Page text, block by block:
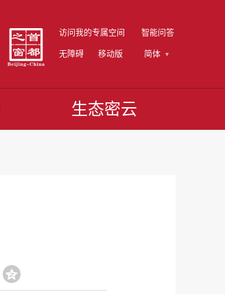
访问我的专属空间 智能问答
无障碍 移动版 简体
生态密云